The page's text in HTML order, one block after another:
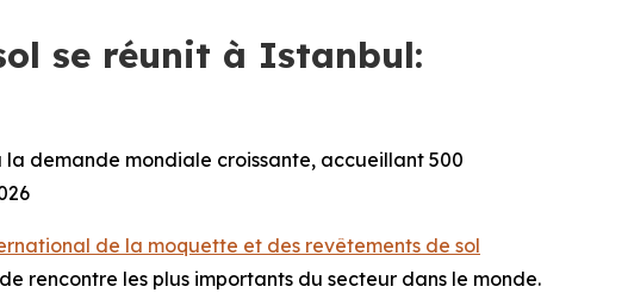
se réunit à Istanbul:
demande mondiale croissante, accueillant 500
de la moquette et des revêtements de sol
rencontre les plus importants du secteur dans le monde.